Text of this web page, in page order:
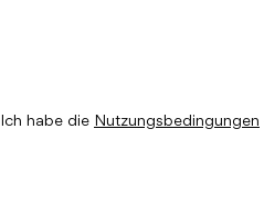
Ich habe die Nutzungsbedingungen